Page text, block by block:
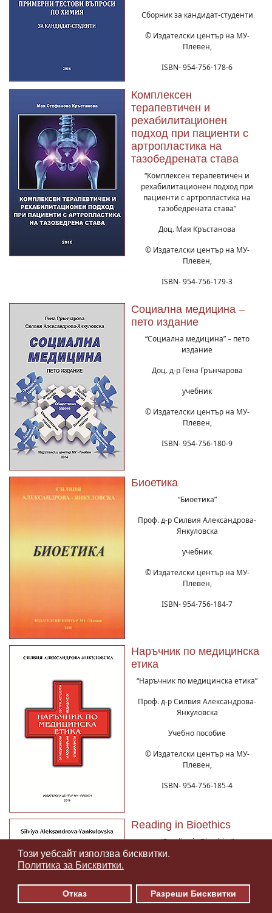
Този уебсайт използва бисквитки.
Политика за Бисквитки.
Отказ Разреши Бисквитки
Сборник за кандидат-студенти
© Издателски център на МУ-
Плевен,
ISBN- 954-756-178-6
Комплексен
терапевтичен и
рехабилитационен
подход при пациенти с
артропластика на
тазобедрената става
“Комплексен терапевтичен и
рехабилитационен подход при
пациенти с артропластика на
тазобедрената става”
Доц. Мая Кръстанова
© Издателски център на МУ-
Плевен,
ISBN- 954-756-179-3
Социална медицина –
пето издание
“Социална медицина” – пето
издание
Доц. д-р Гена Грънчарова
учебник
© Издателски център на МУ-
Плевен,
ISBN- 954-756-180-9
Биоетика
“Биоетика”
Проф. д-р Силвия Александрова-
Янкуловска
учебник
© Издателски център на МУ-
Плевен,
ISBN- 954-756-184-7
Наръчник по медицинска
етика
“Наръчник по медицинска етика”
Проф. д-р Силвия Александрова-
Янкуловска
Учебно пособие
© Издателски център на МУ-
Плевен,
ISBN- 954-756-185-4
Reading in Bioethics
“Reading in Bioethics”
учебник